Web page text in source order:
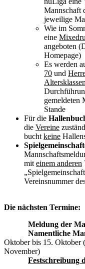
Mannschaft
jeweilige
Wie im
eine
angeboten
Homepage)
Es werden
70 und
gemeldeten
Stande
Für die
die Vereine
bucht keine
mit einem anderen
Vereinsnummer
Die nächsten Termine:
Meldung der
Namentliche
Oktober bis 15.
November)
Festschreibung